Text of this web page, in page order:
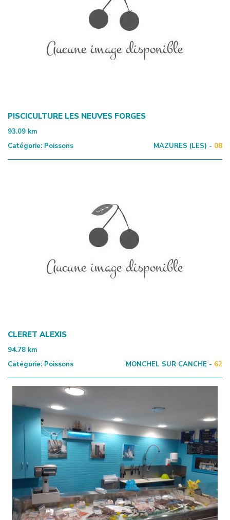
PISCICULTURE LES NEUVES FORGES
93.09 km
Catégorie: Poissons MAZURES (LES) - 08
CLERET ALEXIS
94.78 km
Catégorie: Poissons MONCHEL SUR CANCHE - 62